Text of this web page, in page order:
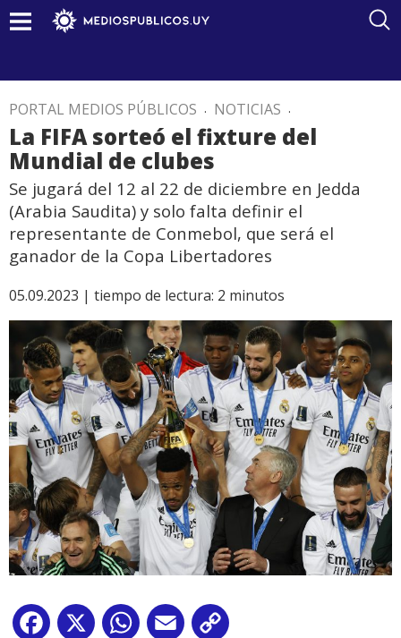
PORTAL MEDIOS PÚBLICOS . NOTICIAS .
La FIFA sorteó el fixture del
Mundial de clubes
Se jugará del 12 al 22 de diciembre en Jedda
(Arabia Saudita) y solo falta definir el
representante de Conmebol, que será el
ganador de la Copa Libertadores
05.09.2023 | tiempo de lectura: 2 minutos
Facebook
X WhatsApp
Email